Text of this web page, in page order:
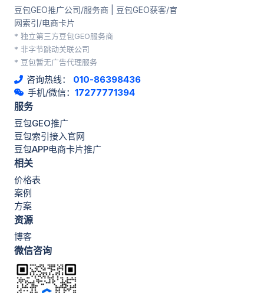
豆包GEO推广公司/服务商 | 豆包GEO获客/官
网索引/电商卡片
* 独立第三方豆包GEO服务商
* 非字节跳动关联公司
* 豆包暂无广告代理服务
咨询热线： 010-86398436
手机/微信： 17277771394
服务
豆包GEO推广
豆包索引接入官网
豆包APP电商卡片推广
相关
价格表
案例
方案
资源
博客
微信咨询